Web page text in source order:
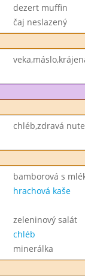
dezert muffin
čaj neslazený
chléb,zdravá
bamborová s
hrachová kaše
zeleninový salát
chléb
minerálka